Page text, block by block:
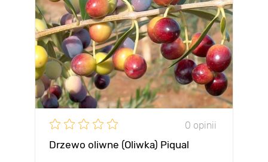
0 opinii
Drzewo oliwne (Oliwka) Piqual